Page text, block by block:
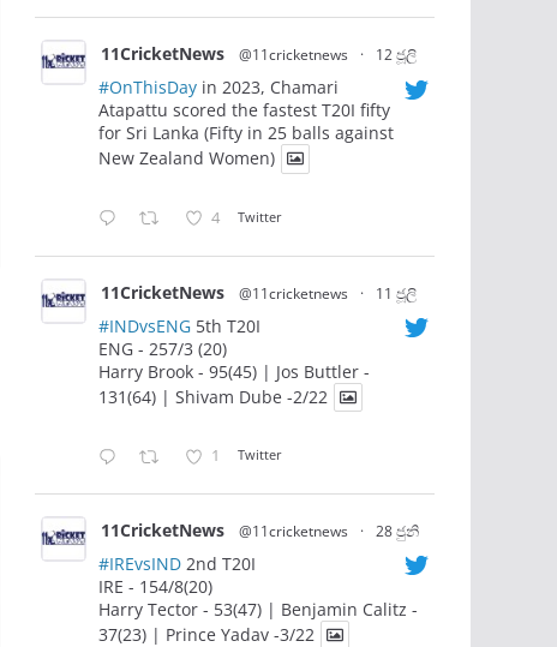
11CricketNews @11cricketnews · 12 ජූලි
#OnThisDay in 2023, Chamari
Atapattu scored the fastest T20I fifty
for Sri Lanka (Fifty in 25 balls against
New Zealand Women)
4 Twitter
11CricketNews @11cricketnews · 11 ජූලි
#INDvsENG 5th T20I
ENG - 257/3 (20)
Harry Brook - 95(45) | Jos Buttler -
131(64) | Shivam Dube -2/22
1 Twitter
11CricketNews @11cricketnews · 28 ජුනි
#IREvsIND 2nd T20I
IRE - 154/8(20)
Harry Tector - 53(47) | Benjamin Calitz -
37(23) | Prince Yadav -3/22